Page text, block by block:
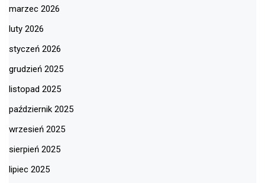
marzec 2026
luty 2026
styczeń 2026
grudzień 2025
listopad 2025
październik 2025
wrzesień 2025
sierpień 2025
lipiec 2025